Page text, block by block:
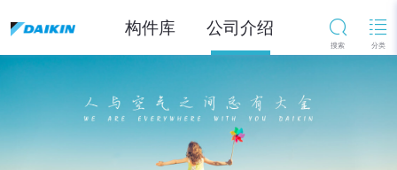
构件库 公司介绍